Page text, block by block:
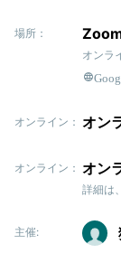
場所：
オンラ
オンライン： オン
オンライン： オン
詳細は
主催: